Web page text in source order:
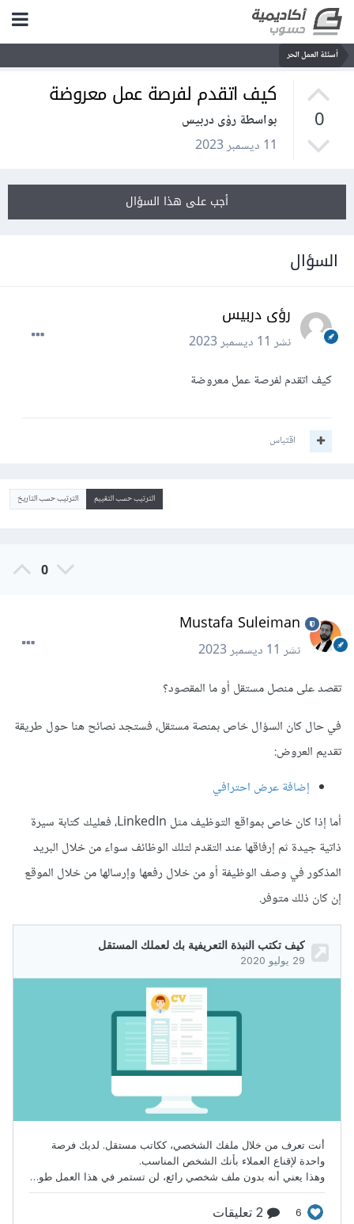
أسئلة العمل الحر
0
كيف اتقدم لفرصة عمل معروضة
بواسطة رؤى دربيس
11 ديسمبر 2023
أجب على هذا السؤال
السؤال
رؤى دربيس
نشر11 ديسمبر 2023
كيف اتقدم لفرصة عمل معروضة
اقتباس
الترتيب حسب التقييم الترتيب حسب التاريخ
0
Mustafa Suleiman
نشر11 ديسمبر 2023
تقصد على منصل مستقل أو ما المقصود؟
في حال كان السؤال خاص بمنصة مستقل، فستجد نصائح هنا حول طريقة
تقديم العروض:
إضافة عرض احترافي
أما إذا كان خاص بمواقع التوظيف مثل LinkedIn، فعليك كتابة سيرة
ذاتية جيدة ثم إرفاقها عند التقدم لتلك الوظائف سواء من خلال البريد
المذكور في وصف الوظيفة أو من خلال رفعها وإرسالها من خلال الموقع
إن كان ذلك متوفر.